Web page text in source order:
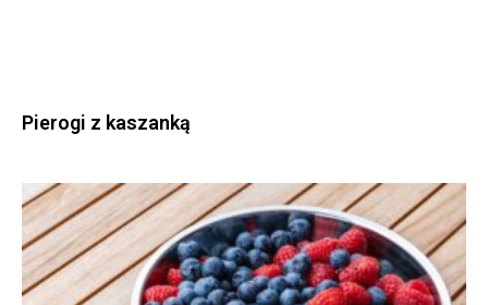
Pierogi z kaszanką